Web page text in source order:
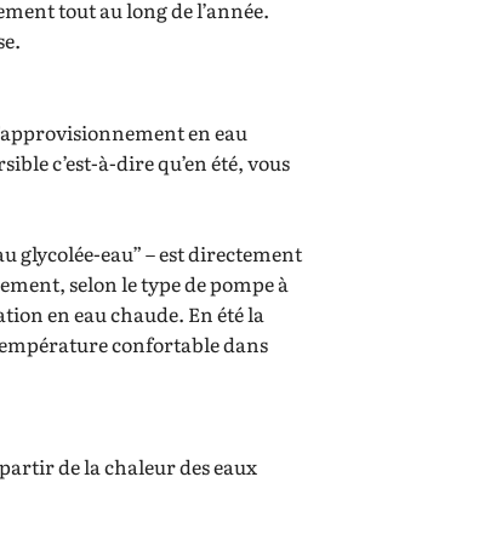
tout au long de l’année.
en eau
c’est-à-dire qu’en été, vous
glycolée-eau” – est directement
selon le type de pompe à
en eau chaude. En été la
confortable dans
de la chaleur des eaux